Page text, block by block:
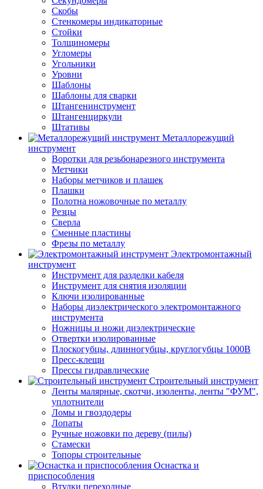
Скобы
Стенкомеры индикаторные
Стойки
Толщиномеры
Угломеры
Угольники
Уровни
Шаблоны
Шаблоны для сварки
Штангенинструмент
Штангенциркули
Штативы
Металлорежущий
инструмент
Воротки для резьбонарезного инструмента
Метчики
Наборы метчиков и плашек
Плашки
Полотна ножовочные по металлу
Резцы
Сверла
Сменные пластины
Фрезы по металлу
Электромонтажный
инструмент
Инструмент для разделки кабеля
Инструмент для снятия изоляции
Ключи изолированные
Наборы диэлектрического электромонтажного
инструмента
Ножницы и ножи диэлектрические
Отвертки изолированные
Плоскогубцы, длинногубцы, круглогубцы 1000В
Пресс-клещи
Прессы гидравлические
Строительный инструмент
Ленты малярные, скотчи, изоленты, ленты "ФУМ",
уплотнители
Ломы и гвоздодеры
Лопаты
Ручные ножовки по дереву (пилы)
Стамески
Топоры строительные
Оснастка и
приспособления
Втулки переходные